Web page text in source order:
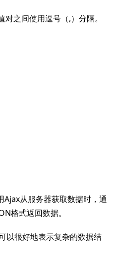
之间使用逗号（,）分隔。
Ajax从服务器获取数据时，通
格式返回数据。
以很好地表示复杂的数据结